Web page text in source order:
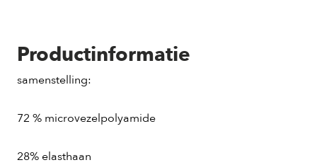
Productinformatie
samenstelling:
72 % microvezelpolyamide
28% elasthaan